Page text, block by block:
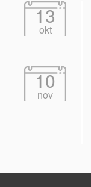
13
okt
10
nov